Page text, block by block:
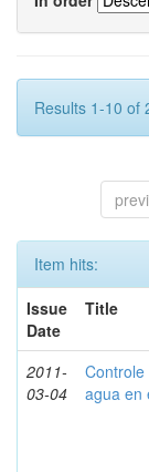
Results 1-10 of
Item hits:
Issue
Date
Title
2011-
03-04
agua en